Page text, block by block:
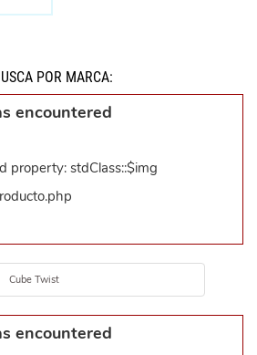
POR MARCA:
encountered
property: stdClass::$img
Cube Twist
encountered